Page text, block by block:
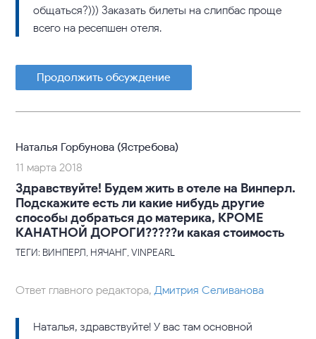
общаться?))) Заказать билеты на слипбас проще
всего на ресепшен отеля.
Продолжить обсуждение
Наталья Горбунова (Ястребова)
11 марта 2018
Здравствуйте! Будем жить в отеле на Винперл.
Подскажите есть ли какие нибудь другие
способы добраться до материка, КРОМЕ
КАНАТНОЙ ДОРОГИ?????и какая стоимость
ТЕГИ: ВИНПЕРЛ, НЯЧАНГ, VINPEARL
Ответ главного редактора,Дмитрия Селиванова
Наталья, здравствуйте! У вас там основной